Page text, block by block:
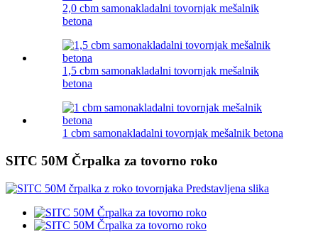
2,0 cbm samonakladalni tovornjak mešalnik
betona
1,5 cbm samonakladalni tovornjak mešalnik
betona
1 cbm samonakladalni tovornjak mešalnik betona
SITC 50M Črpalka za tovorno roko